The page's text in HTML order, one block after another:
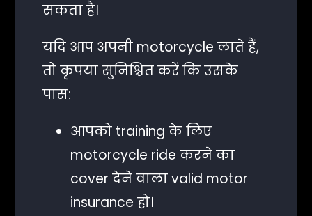
सकता है।
यदि आप अपनी motorcycle लाते हैं,
तो कृपया सुनिश्चित करें कि उसके
पास:
आपको training के लिए
motorcycle ride करने का
cover देने वाला valid motor
insurance हो।